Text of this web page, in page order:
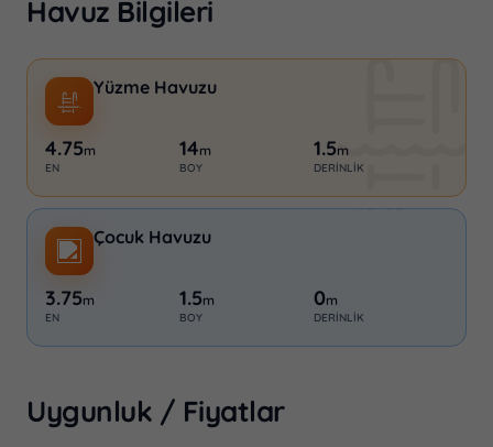
rezervasyon fırsatları ile 2026 tatil planlarınızı
şimdiden yapın.
Havuz Bilgileri
Yüzme Havuzu
4.75m
EN
14m
BOY
1.5m
DERINLIK
Çocuk Havuzu
3.75m
EN
1.5m
BOY
0m
DERINLIK
Uygunluk / Fiyatlar